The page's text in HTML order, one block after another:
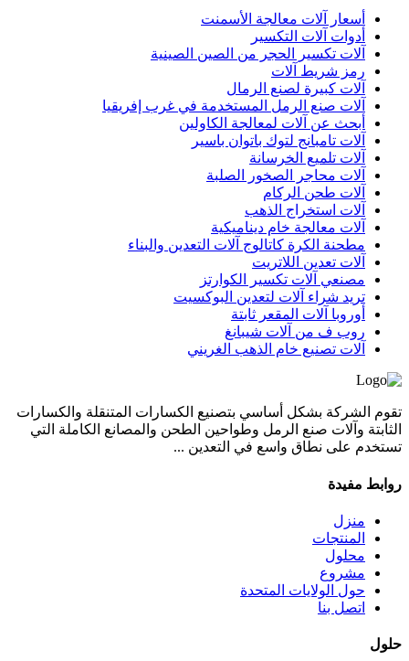
أسعار آلات معالجة الأسمنت
أدوات آلات التكسير
آلات تكسير الحجر من الصين الصينية
رمز شريط آلات
آلات كبيرة لصنع الرمال
آلات صنع الرمل المستخدمة في غرب إفريقيا
أبحث عن آلات لمعالجة الكاولين
آلات تامبانج لتوك باتوان باسير
آلات تلميع الخرسانة
آلات محاجر الصخور الصلبة
آلات طحن الركام
آلات استخراج الذهب
آلات معالجة خام ديناميكية
مطحنة الكرة كاتالوج آلات التعدين والبناء
آلات تعدين اللاتريت
مصنعي آلات تكسير الكوارتز
تريد شراء آلات لتعدين البوكسيت
أوروبا آلات المقعر ثابتة
روب ف من آلات شيبانغ
آلات تصنيع خام الذهب الغريني
تقوم الشركة بشكل أساسي بتصنيع الكسارات المتنقلة والكسارات
الثابتة وآلات صنع الرمل وطواحين الطحن والمصانع الكاملة التي
تستخدم على نطاق واسع في التعدين ...
روابط مفيدة
منزل
المنتجات
محلول
مشروع
حول الولايات المتحدة
اتصل بنا
حلول